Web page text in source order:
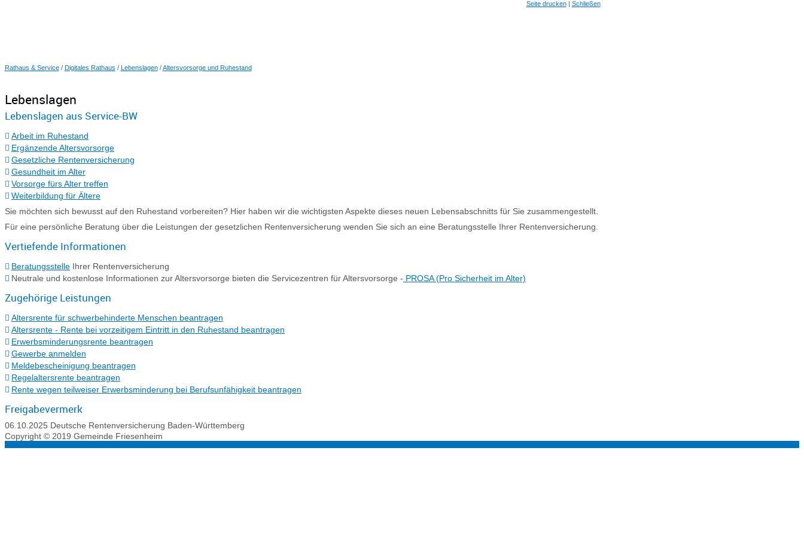
Seite drucken | Schließen
Rathaus & Service/ Digitales Rathaus / Lebenslagen/Altersvorsorge und Ruhestand
Lebenslagen
Lebenslagen aus Service-BW
Arbeit im Ruhestand
Ergänzende Altersvorsorge
Gesetzliche Rentenversicherung
Gesundheit im Alter
Vorsorge fürs Alter treffen
Weiterbildung für Ältere
Sie möchten sich bewusst auf den Ruhestand vorbereiten? Hier haben wir die wichtigsten Aspekte dieses neuen Lebensabschnitts für Sie zusammengestellt.
Für eine persönliche Beratung über die Leistungen der gesetzlichen Rentenversicherung wenden Sie sich an eine Beratungsstelle Ihrer Rentenversicherung.
Vertiefende Informationen
BeratungsstelleIhrer Rentenversicherung
Neutrale und kostenlose Informationen zur Altersvorsorge bieten die Servicezentren für Altersvorsorge - PROSA (Pro Sicherheit im Alter)
Zugehörige Leistungen
Altersrente für schwerbehinderte Menschen beantragen
Altersrente - Rente bei vorzeitigem Eintritt in den Ruhestand beantragen
Erwerbsminderungsrente beantragen
Gewerbe anmelden
Meldebescheinigung beantragen
Regelaltersrente beantragen
Rente wegen teilweiser Erwerbsminderung bei Berufsunfähigkeit beantragen
Freigabevermerk
06.10.2025 Deutsche Rentenversicherung Baden-Württemberg
Copyright © 2019 Gemeinde Friesenheim